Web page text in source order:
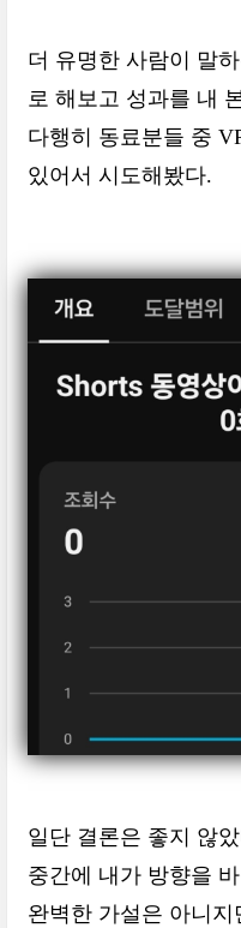
더 유명한 사람이 말
로 해보고 성과를 내
다행히 동료분들 중
있어서 시도해봤다.
일단 결론은 좋지 않
중간에 내가 방향을
완벽한 가설은 아니